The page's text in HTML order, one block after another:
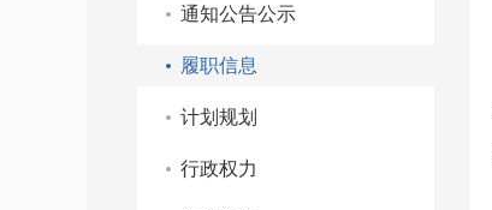
通知公告公示
履职信息
计划规划
行政权力